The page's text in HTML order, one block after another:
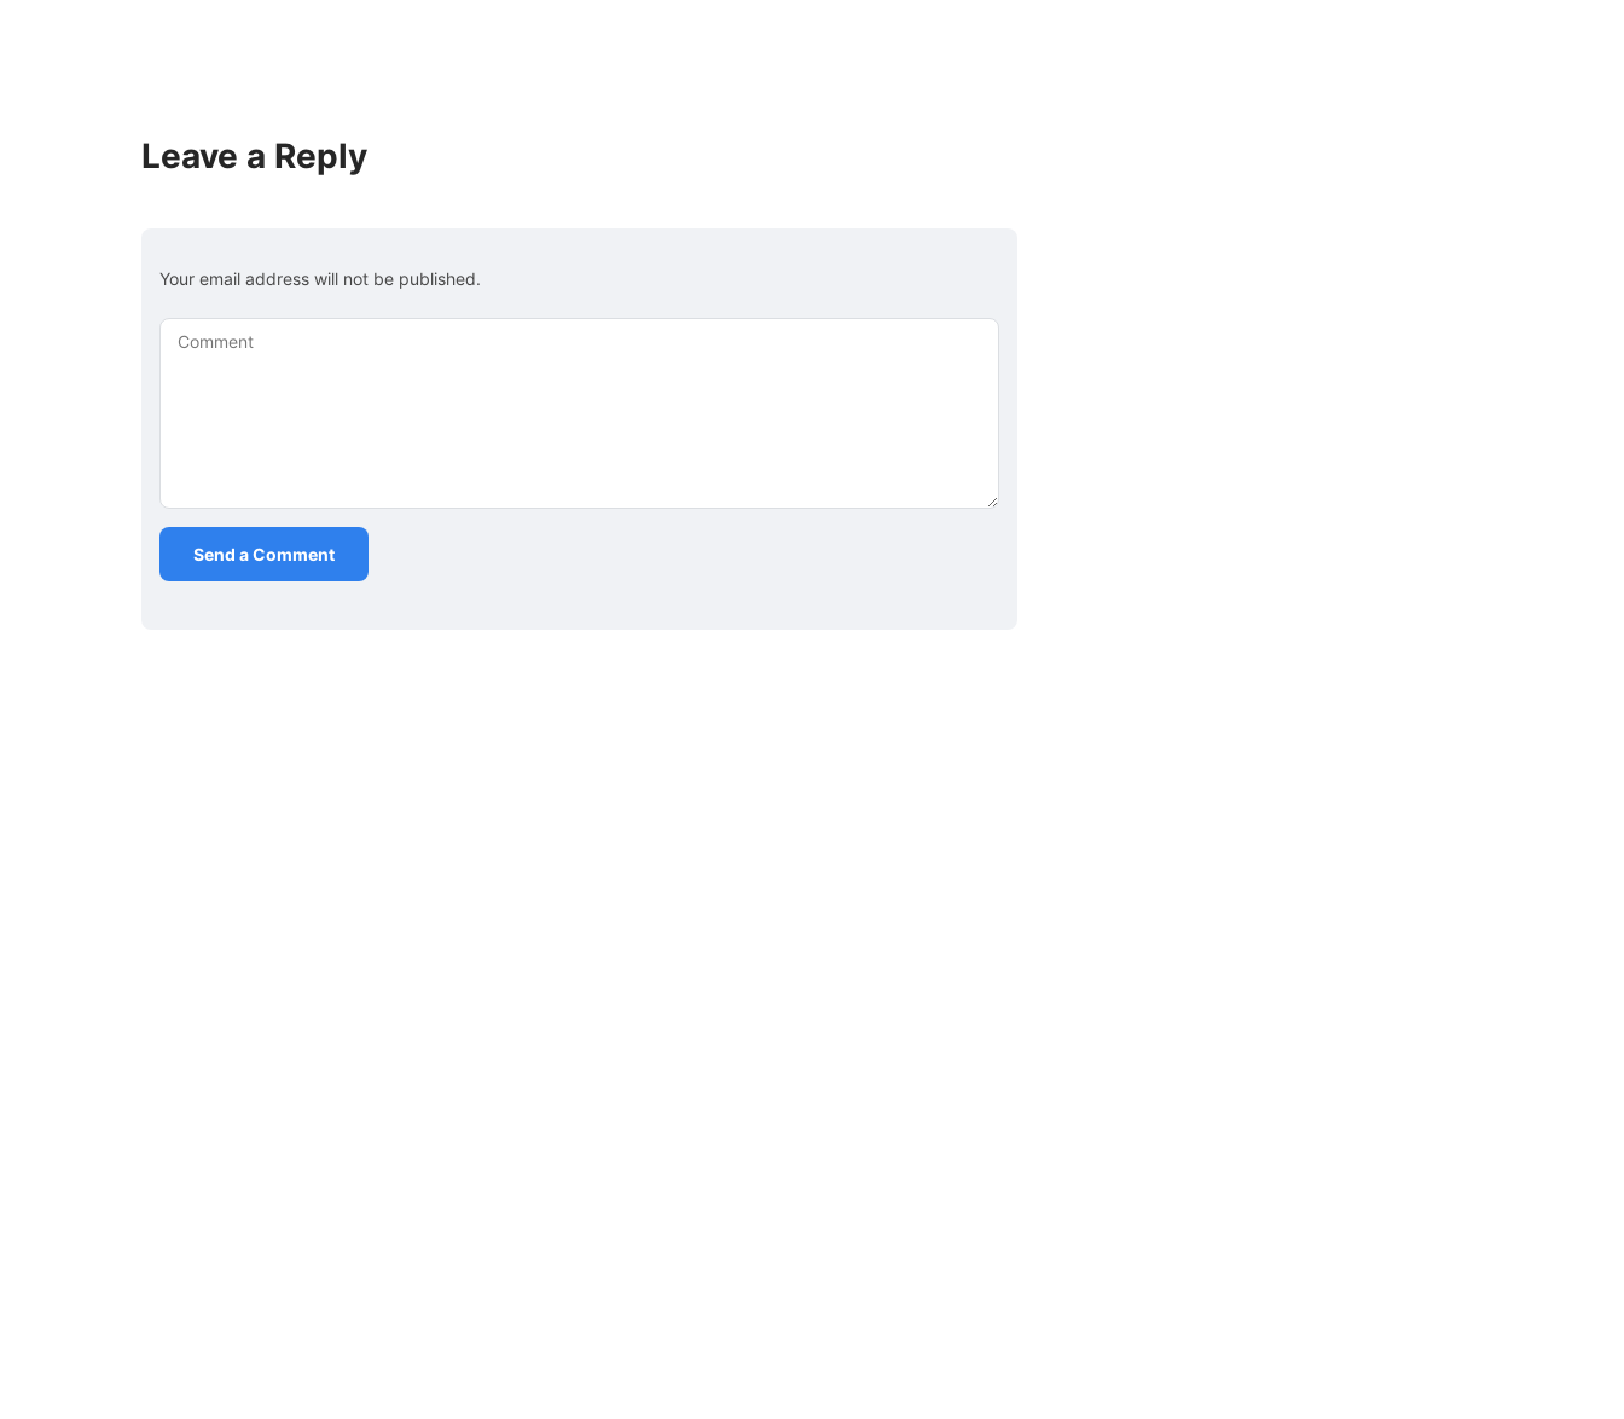
Leave a Reply
Your email address will not be published.
Comment